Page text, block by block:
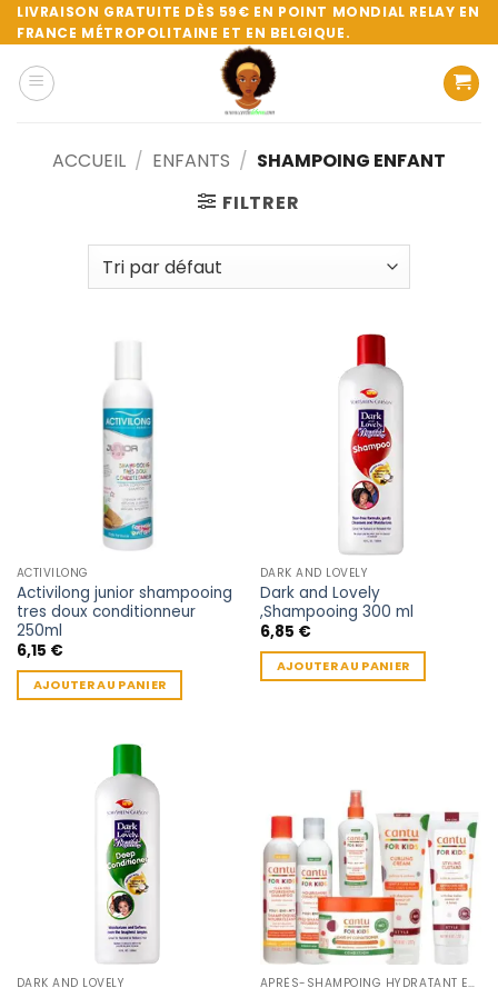
Passer
au
contenu
LIVRAISON GRATUITE DÈS 59€ EN POINT MONDIAL RELAY EN
FRANCE MÉTROPOLITAINE ET EN BELGIQUE.
ACCUEIL / ENFANTS / SHAMPOING ENFANT
FILTRER
ACTIVILONG
Activilong junior shampooing
tres doux conditionneur
250ml
6,15 €
AJOUTER AU PANIER
DARK AND LOVELY
Dark and Lovely
,Shampooing 300 ml
6,85 €
AJOUTER AU PANIER
DARK AND LOVELY APRÈS-SHAMPOING HYDRATANT ENFANT